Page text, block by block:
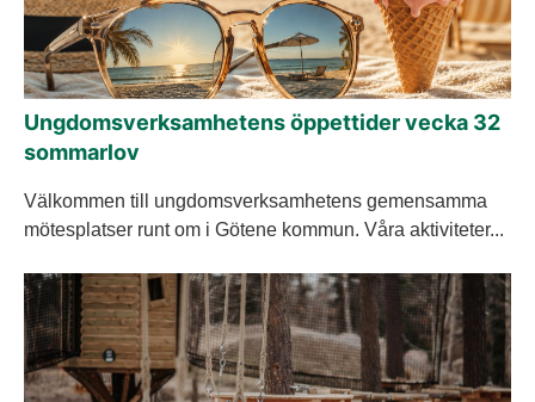
Ungdomsverksamhetens öppettider vecka 32
sommarlov
Välkommen till ungdomsverksamhetens gemensamma
mötesplatser runt om i Götene kommun. Våra aktiviteter...